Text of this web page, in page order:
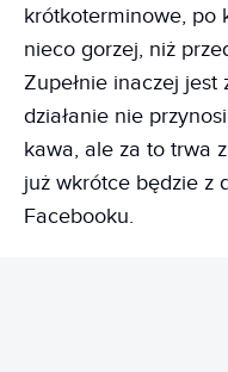
krótkoterminowe, po
nieco gorzej, niż
Zupełnie inaczej
działanie nie
kawa, ale za to trwa
już wkrótce będzie z
Facebooku.